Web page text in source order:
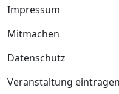
Impressum
Mitmachen
Datenschutz
Veranstaltung eintragen